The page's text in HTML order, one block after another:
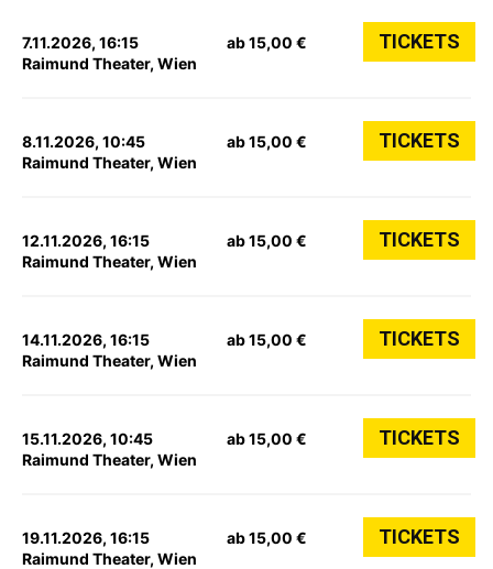
7.11.2026, 16:15
Raimund Theater, Wien
ab 15,00 € TICKETS
8.11.2026, 10:45
Raimund Theater, Wien
ab 15,00 € TICKETS
12.11.2026, 16:15
Raimund Theater, Wien
ab 15,00 € TICKETS
14.11.2026, 16:15
Raimund Theater, Wien
ab 15,00 € TICKETS
15.11.2026, 10:45
Raimund Theater, Wien
ab 15,00 € TICKETS
19.11.2026, 16:15
Raimund Theater, Wien
ab 15,00 € TICKETS